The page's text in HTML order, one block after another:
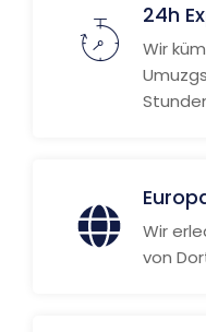
24h
Wir
Wir
von